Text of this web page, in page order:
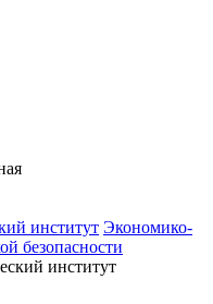
институт Экономико-
безопасности